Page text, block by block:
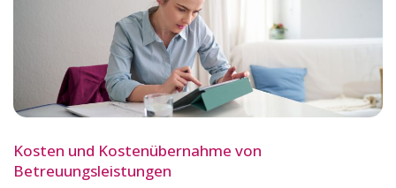
Kosten und Kostenübernahme von
Betreuungsleistungen